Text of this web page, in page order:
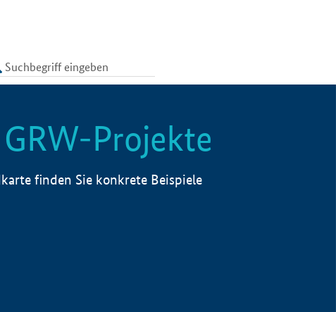
Projekte
finden Sie konkrete Beispiele